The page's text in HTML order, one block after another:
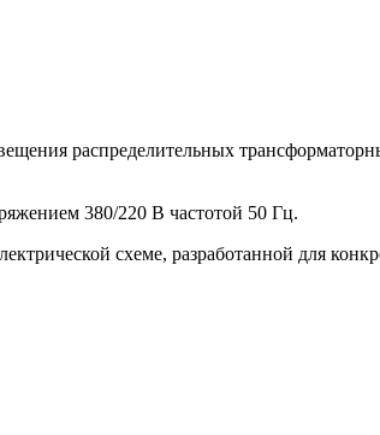
распределительных
380/220 В частотой 50 Гц.
схеме, разработанной для